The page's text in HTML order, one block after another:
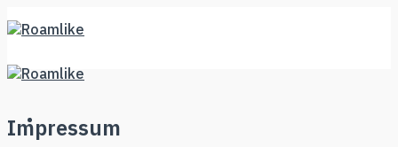
to
Impressum